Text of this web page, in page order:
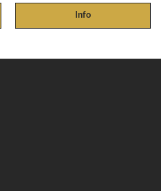
Info